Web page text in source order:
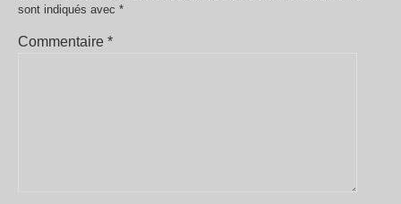
sont indiqués avec *
Commentaire *